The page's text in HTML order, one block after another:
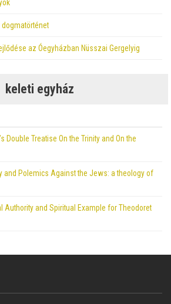
dogmatörténet
az Óegyházban Nüsszai Gergelyig
keleti egyház
Double Treatise On the Trinity and On the
and Polemics Against the Jews: a theology of
Authority and Spiritual Example for Theodoret